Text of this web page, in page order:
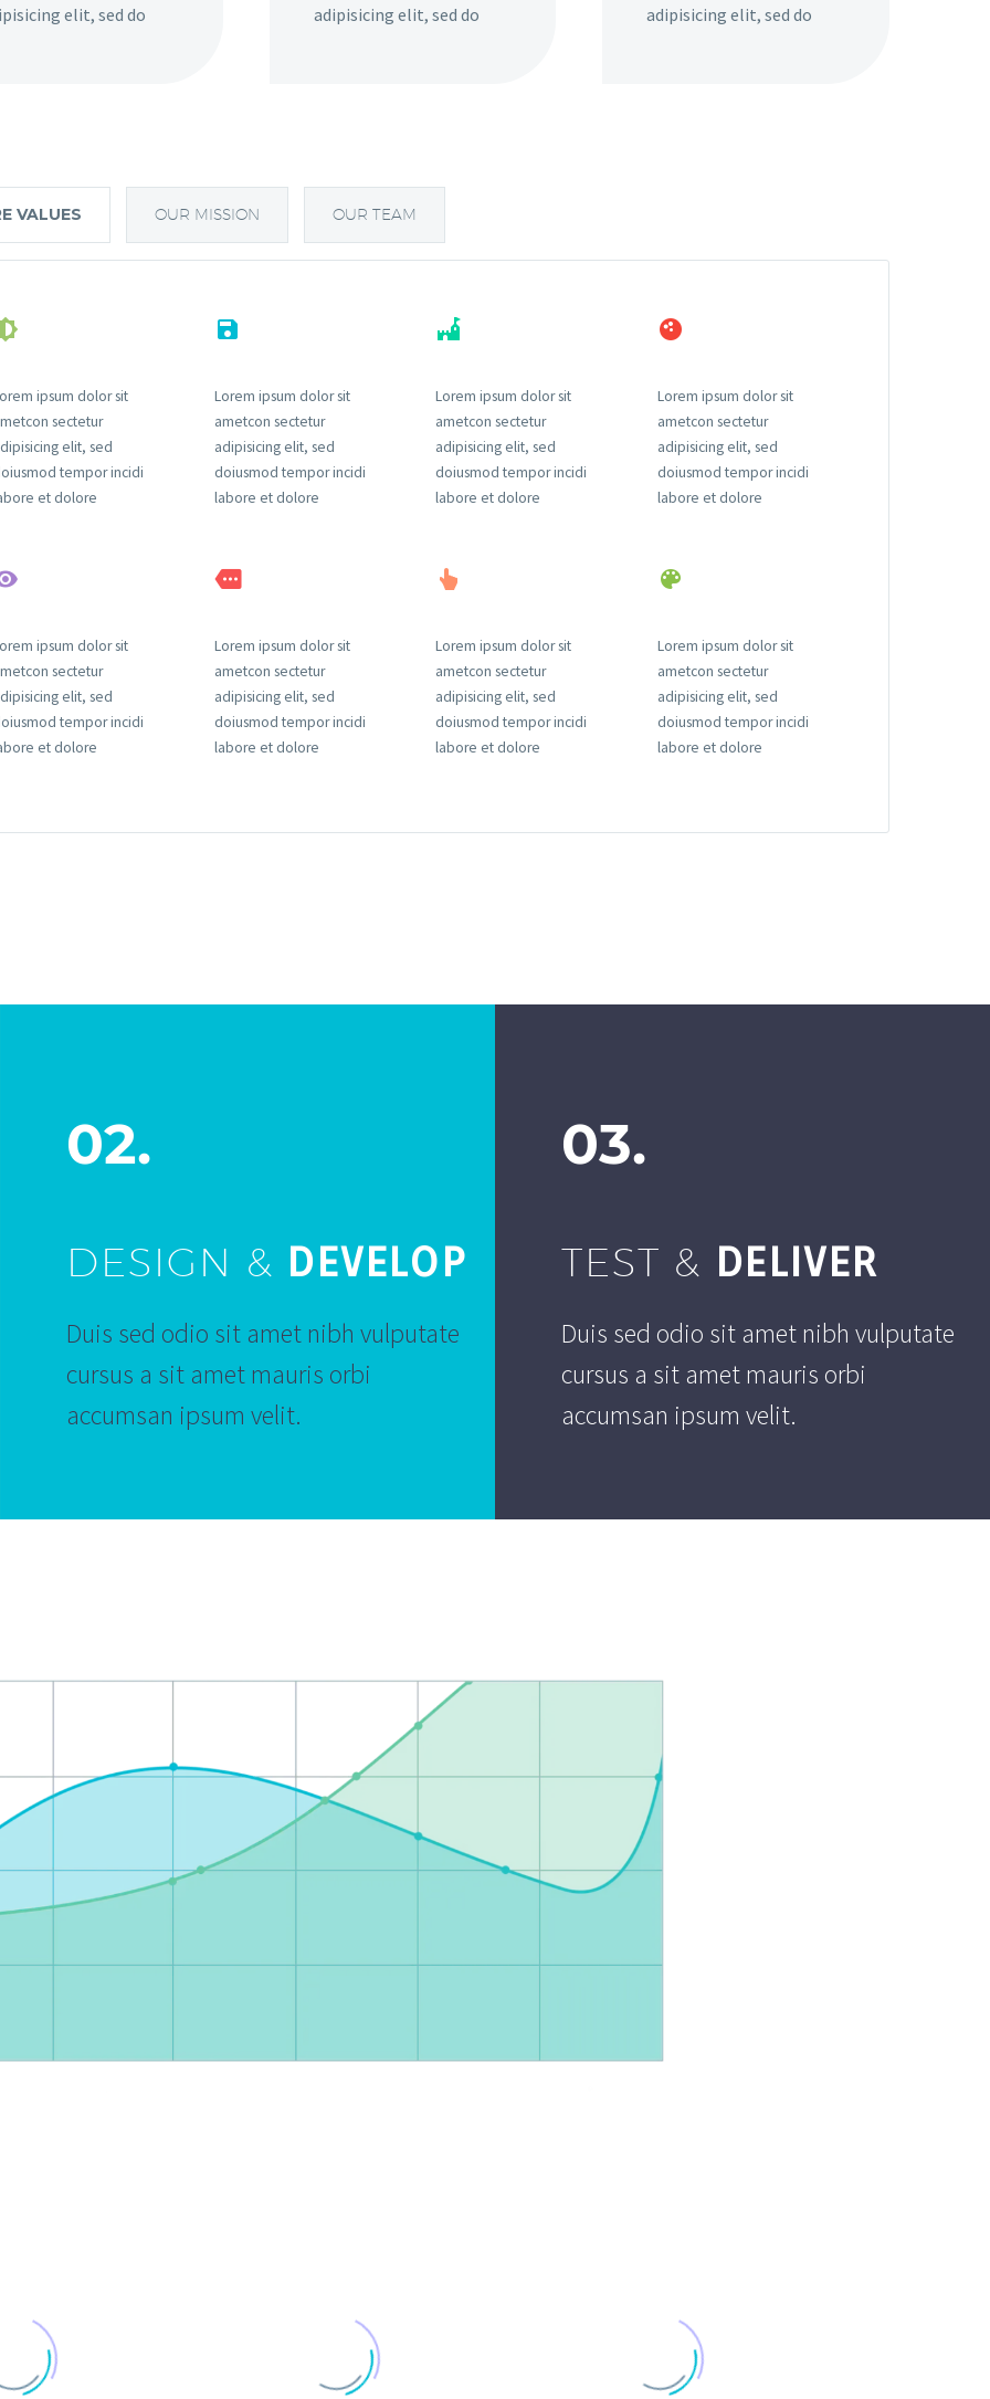
elit, sed do
adipisicing elit, sed do
adipisicing elit, sed do
ipsum dolor sit
sectetur
elit, sed
tempor incidi
et dolore
Lorem ipsum dolor sit
ametcon sectetur
adipisicing elit, sed
doiusmod tempor incidi
labore et dolore
Lorem ipsum dolor sit
ametcon sectetur
adipisicing elit, sed
doiusmod tempor incidi
labore et dolore
Lorem ipsum dolor sit
ametcon sectetur
adipisicing elit, sed
doiusmod tempor incidi
labore et dolore
ipsum dolor sit
sectetur
elit, sed
tempor incidi
et dolore
Lorem ipsum dolor sit
ametcon sectetur
adipisicing elit, sed
doiusmod tempor incidi
labore et dolore
Lorem ipsum dolor sit
ametcon sectetur
adipisicing elit, sed
doiusmod tempor incidi
labore et dolore
Lorem ipsum dolor sit
ametcon sectetur
adipisicing elit, sed
doiusmod tempor incidi
labore et dolore
VALUES OUR MISSION OUR TEAM
02.
DESIGN & DEVELOP
Duis sed odio sit amet nibh vulputate
cursus a sit amet mauris orbi
accumsan ipsum velit.
03.
TEST & DELIVER
Duis sed odio sit amet nibh vulputate
cursus a sit amet mauris orbi
accumsan ipsum velit.